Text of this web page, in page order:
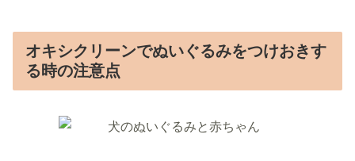
オキシクリーンでぬいぐるみをつけおきす
る時の注意点